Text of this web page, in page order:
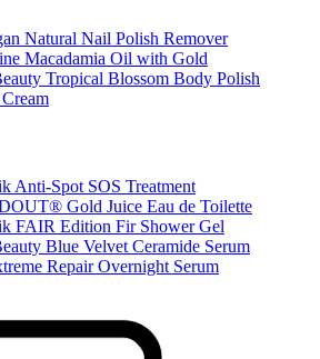
Natural Nail Polish Remover
Macadamia Oil with Gold
Tropical Blossom Body Polish
Anti-Spot SOS Treatment
Gold Juice Eau de Toilette
FAIR Edition Fir Shower Gel
Blue Velvet Ceramide Serum
Repair Overnight Serum